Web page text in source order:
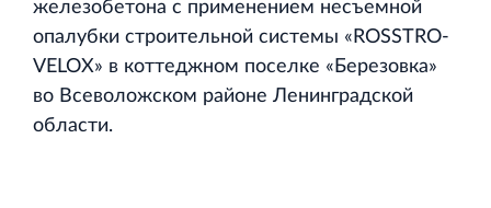
Финансово‐промышленная группа РОССТРО
железобетона с применением несъемной
опалубки строительной системы «ROSSTRO‐
VELOX» в коттеджном поселке «Березовка»
во Всеволожском районе Ленинградской
области.